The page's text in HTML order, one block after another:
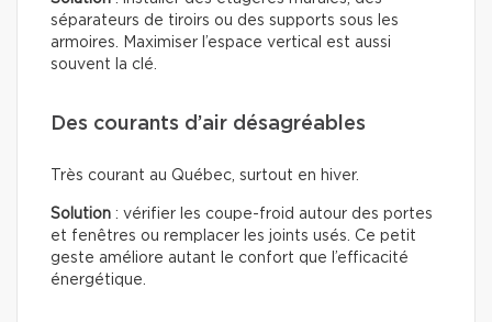
séparateurs de tiroirs ou des supports sous les
armoires. Maximiser l’espace vertical est aussi
souvent la clé.
Des courants d’air désagréables
Très courant au Québec, surtout en hiver.
Solution : vérifier les coupe-froid autour des portes
et fenêtres ou remplacer les joints usés. Ce petit
geste améliore autant le confort que l’efficacité
énergétique.